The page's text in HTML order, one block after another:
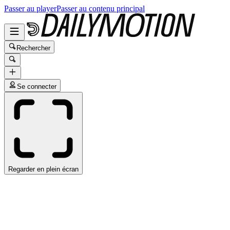
Passer au playerPasser au contenu principal
Rechercher
Se connecter
Regarder en plein écran